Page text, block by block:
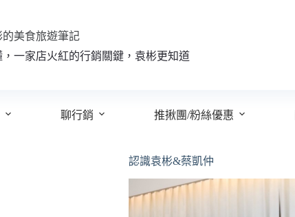
的美食旅遊筆記
一家店火紅的行銷關鍵，袁彬更知道
聊行銷 推揪團/粉絲優惠
認識袁彬&蔡凱仲